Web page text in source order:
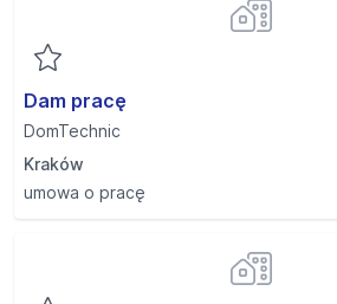
Dam pracę
DomTechnic
Kraków
umowa o pracę